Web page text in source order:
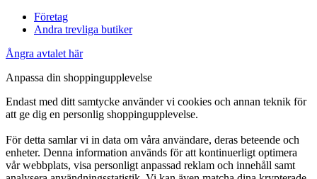
Företag
Andra trevliga butiker
Ångra avtalet här
Anpassa din shoppingupplevelse
Endast med ditt samtycke använder vi cookies och annan teknik för
att ge dig en personlig shoppingupplevelse.
För detta samlar vi in data om våra användare, deras beteende och
enheter. Denna information används för att kontinuerligt optimera
vår webbplats, visa personligt anpassad reklam och innehåll samt